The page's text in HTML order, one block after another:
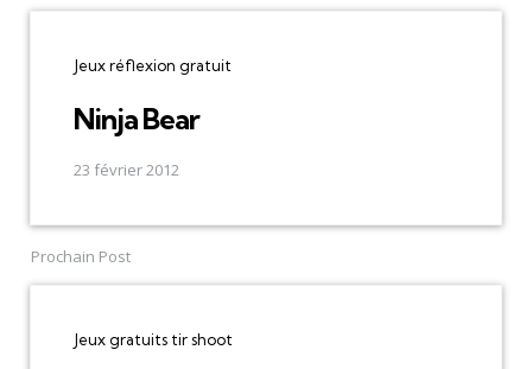
Jeux réflexion gratuit
Ninja Bear
23 février 2012
Prochain Post
Jeux gratuits tir shoot